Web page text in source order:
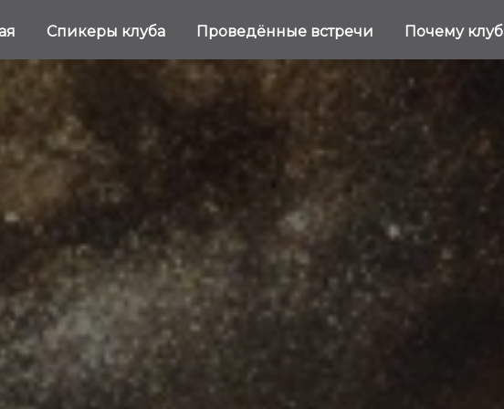
Спикеры клуба Проведённые встречи Почему клуб